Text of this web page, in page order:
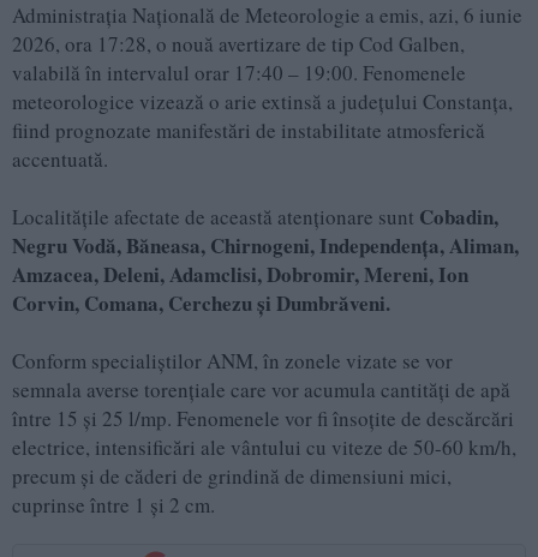
Administrația Națională de Meteorologie a emis, azi, 6 iunie
2026, ora 17:28, o nouă avertizare de tip Cod Galben,
valabilă în intervalul orar 17:40 – 19:00. Fenomenele
meteorologice vizează o arie extinsă a județului Constanța,
fiind prognozate manifestări de instabilitate atmosferică
accentuată.
Localitățile afectate de această atenționare sunt Cobadin,
Negru Vodă, Băneasa, Chirnogeni, Independența, Aliman,
Amzacea, Deleni, Adamclisi, Dobromir, Mereni, Ion
Corvin, Comana, Cerchezu și Dumbrăveni.
Conform specialiștilor ANM, în zonele vizate se vor
semnala averse torențiale care vor acumula cantități de apă
între 15 și 25 l/mp. Fenomenele vor fi însoțite de descărcări
electrice, intensificări ale vântului cu viteze de 50-60 km/h,
precum și de căderi de grindină de dimensiuni mici,
cuprinse între 1 și 2 cm.